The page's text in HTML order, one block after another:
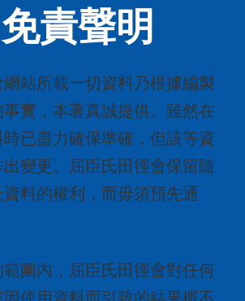
責聲明
站所載一切資料乃根據編製
實，本著真誠提供。雖然在
已盡力確保準確，但該等資
變更。屈臣氏田徑會保留隨
料的權利，而毋須預先通
圍內，屈臣氏田徑會對任何